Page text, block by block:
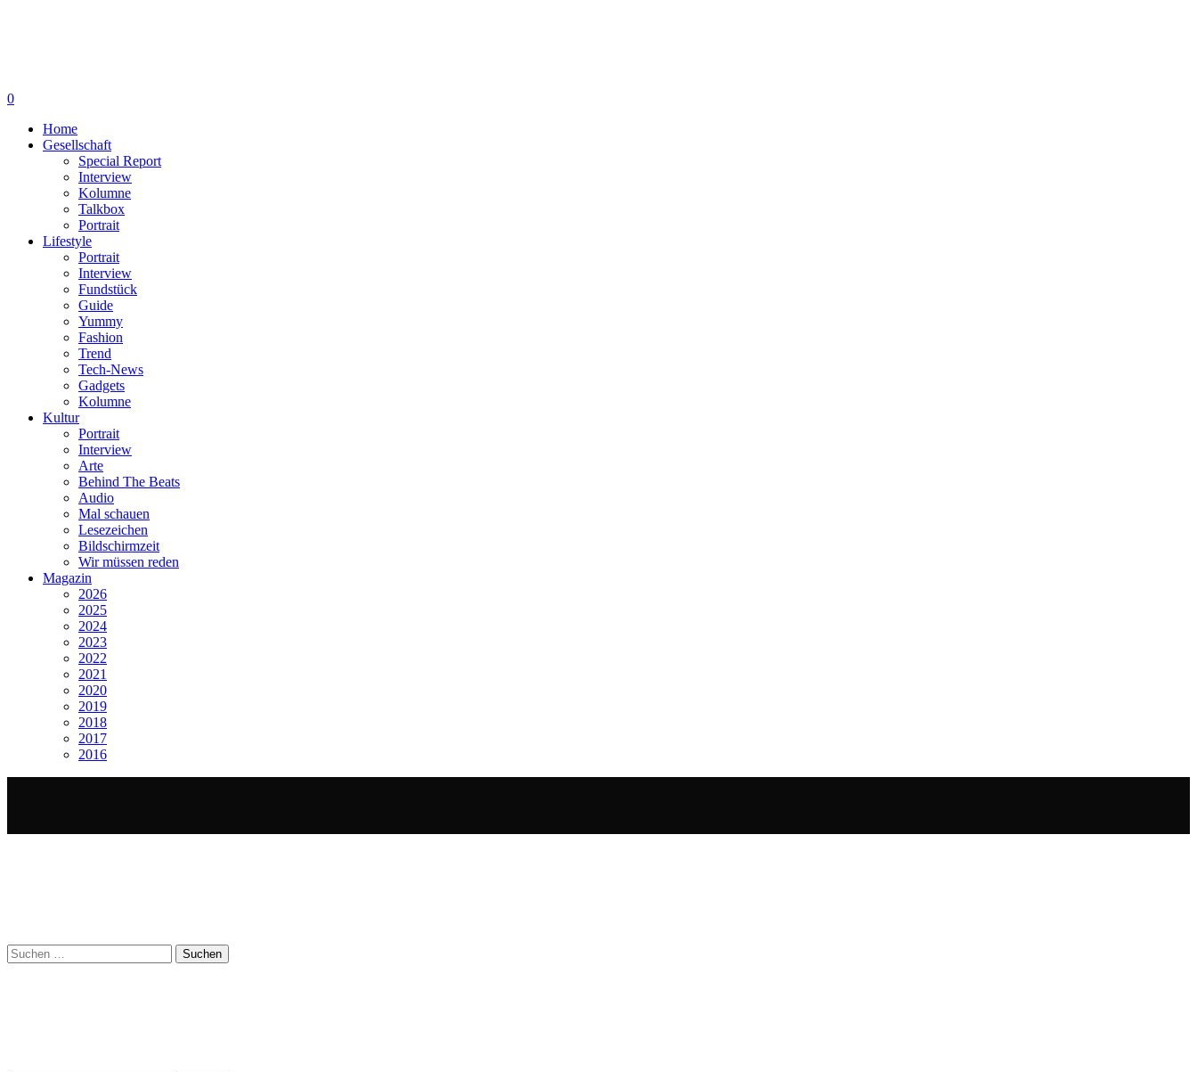
0
Home
Gesellschaft
Special Report
Interview
Kolumne
Talkbox
Portrait
Lifestyle
Portrait
Interview
Fundstück
Guide
Yummy
Fashion
Trend
Tech-News
Gadgets
Kolumne
Kultur
Portrait
Interview
Arte
Behind The Beats
Audio
Mal schauen
Lesezeichen
Bildschirmzeit
Wir müssen reden
Magazin
2026
2025
2024
2023
2022
2021
2020
2019
2018
2017
2016
Suchen
nach: